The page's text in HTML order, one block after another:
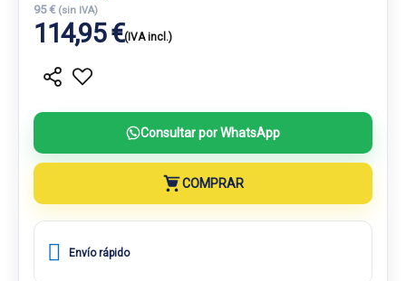
95 € (sin IVA)
114,95 €(IVA incl.)
Consultar por WhatsApp
COMPRAR
Envío rápido